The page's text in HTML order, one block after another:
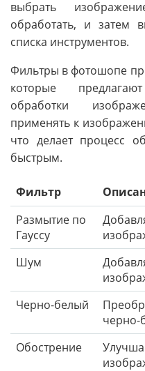
выбрать
обработать, и затем
списка инструментов.
Фильтры в фотошопе
которые
обработки
применять к
что делает процесс
быстрым.
Фильтр
Размытие по
Гауссу
Шум
Черно-белый
черно-
Обострение